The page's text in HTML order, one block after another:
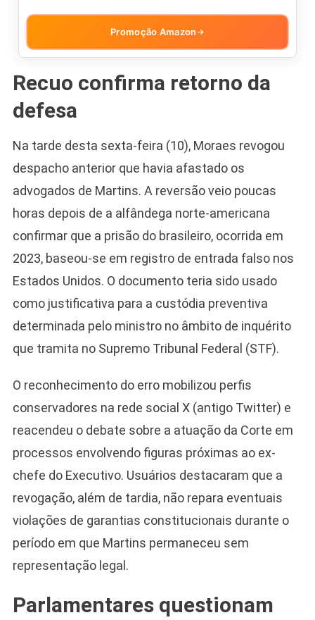
Promoção Amazon →
Recuo confirma retorno da
defesa
Na tarde desta sexta-feira (10), Moraes revogou
despacho anterior que havia afastado os
advogados de Martins. A reversão veio poucas
horas depois de a alfândega norte-americana
confirmar que a prisão do brasileiro, ocorrida em
2023, baseou-se em registro de entrada falso nos
Estados Unidos. O documento teria sido usado
como justificativa para a custódia preventiva
determinada pelo ministro no âmbito de inquérito
que tramita no Supremo Tribunal Federal (STF).
O reconhecimento do erro mobilizou perfis
conservadores na rede social X (antigo Twitter) e
reacendeu o debate sobre a atuação da Corte em
processos envolvendo figuras próximas ao ex-
chefe do Executivo. Usuários destacaram que a
revogação, além de tardia, não repara eventuais
violações de garantias constitucionais durante o
período em que Martins permaneceu sem
representação legal.
Parlamentares questionam